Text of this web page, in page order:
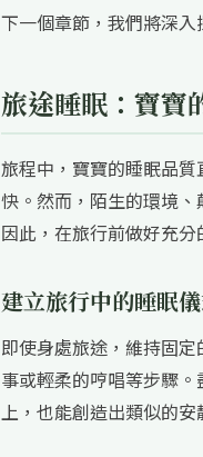
下一個章節，我們將深
旅途睡眠：寶寶
旅程中，寶寶的睡眠品
快。然而，陌生的環境
因此，在旅行前做好充
建立旅行中的睡眠
即使身處旅途，維持固
事或輕柔的哼唱等步驟
上，也能創造出類似的